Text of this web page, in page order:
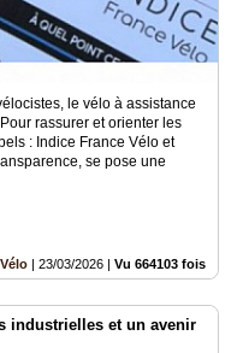
le vélo à assistance
rassurer et orienter les
: Indice France Vélo et
se pose une
| 23/03/2026 | Vu 664103 fois
industrielles et un avenir